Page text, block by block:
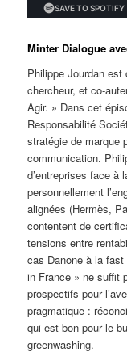
Minter Dialogue
Philippe Jourdan
chercheur, et co-
Agir. » Dans cet
Responsabilité
stratégie de marque
communication.
d’entreprises face à
personnellement
alignées (Hermès,
contentent de
tensions entre
cas Danone à la fast
in France » ne suffit
prospectifs pour
pragmatique :
qui est bon pour le
greenwashing.